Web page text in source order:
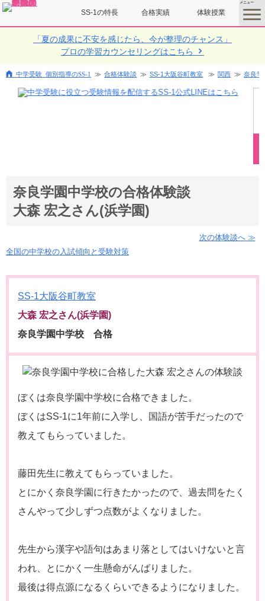
体験授業
合格実績
SS-1の特長
toggle
menu
「夏の成果に不安を感じたら、今が整理のチャンス」
プロの学習カウンセリングはこちら
中学受験 個別指導のSS-1 合格体験談 SS-1大阪谷町教室 関西 奈良学
奈良学園中学校の合格体験談
大森 宏之さん(浜学園)
次の体験談へ ≫
全国の中学校の入試傾向と受験対策
SS-1大阪谷町教室
大森 宏之さん(浜学園)
奈良学園中学校 合格
ぼくは奈良学園中学校に合格できました。
ぼくはSS-1に1年前に入学し、国語が苦手だったので
教えてもらっていました。
藤田先生に教えてもらっていました。
とにかく奈良学園に行きたかったので、過去問をたく
さんやって少しずつ点数がよくなりました。
先生から漢字や語句はあまり落としてはいけないと言
われ、とにかく一生懸命がんばりました。
最後は得点源になるくらいできるようになりました。